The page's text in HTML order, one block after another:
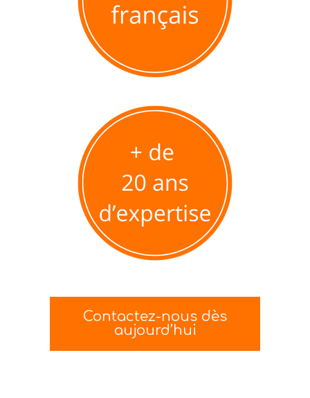
Contactez-nous dès
aujourd’hui